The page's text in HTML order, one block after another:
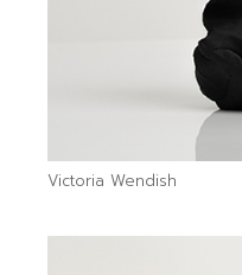
Victoria Wendish